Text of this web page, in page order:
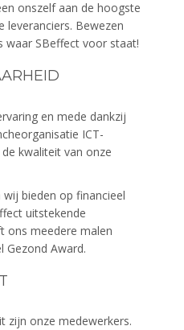
onszelf aan de hoogste
leveranciers. Bewezen
waar SBeffect voor staat!
en mede dankzij
ICT-
kwaliteit van onze
bieden op financieel
uitstekende
ons meedere malen
Gezond Award.
zijn onze medewerkers.